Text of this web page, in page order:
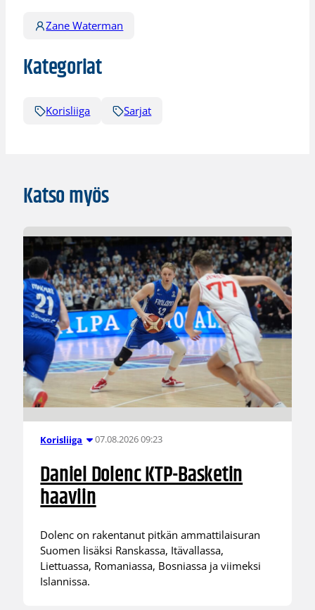
Zane Waterman
Kategoriat
Korisliiga Sarjat
Katso myös
Korisliiga 07.08.2026 09:23
Daniel Dolenc KTP-Basketin
haaviin
Dolenc on rakentanut pitkän ammattilaisuran
Suomen lisäksi Ranskassa, Itävallassa,
Liettuassa, Romaniassa, Bosniassa ja viimeksi
Islannissa.